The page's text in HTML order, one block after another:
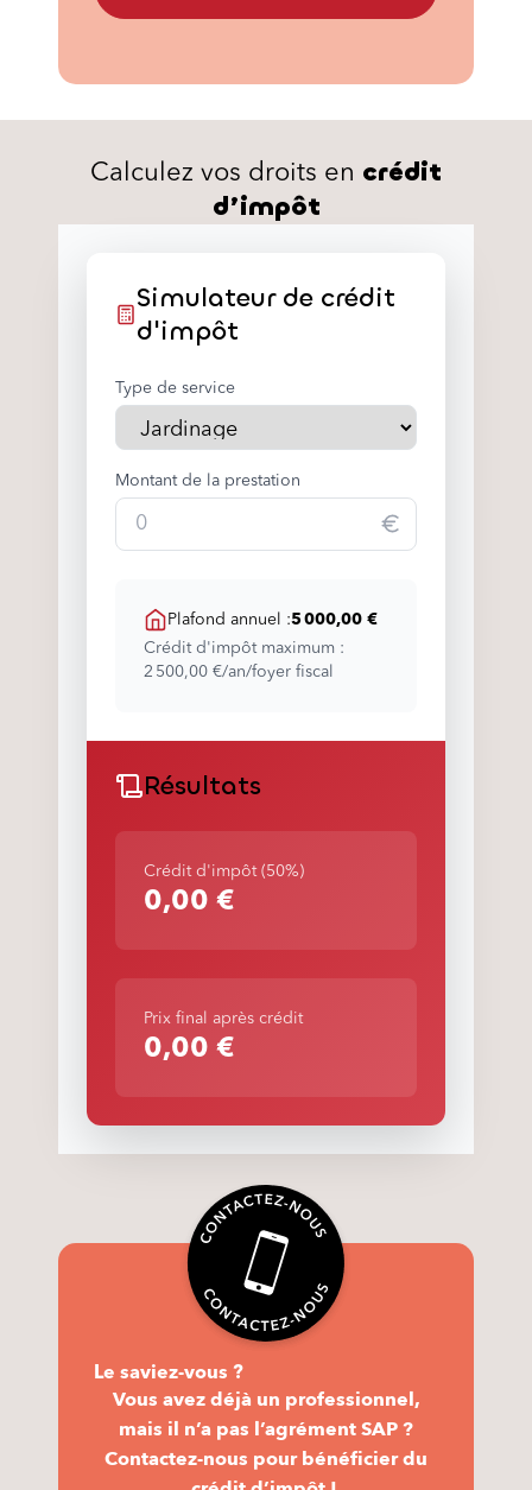
Calculez vos droits en crédit
d’impôt
Simulateur de crédit
d'impôt
Type de service
Montant de la prestation
Plafond annuel :5 000,00 €
Crédit d'impôt maximum :
2 500,00 €/an/foyer fiscal
Résultats
Crédit d'impôt (50%)
0,00 €
Prix final après crédit
0,00 €
Le saviez-vous ?
Vous avez déjà un professionnel,
mais il n’a pas l’agrément SAP ?
Contactez-nous pour bénéficier du